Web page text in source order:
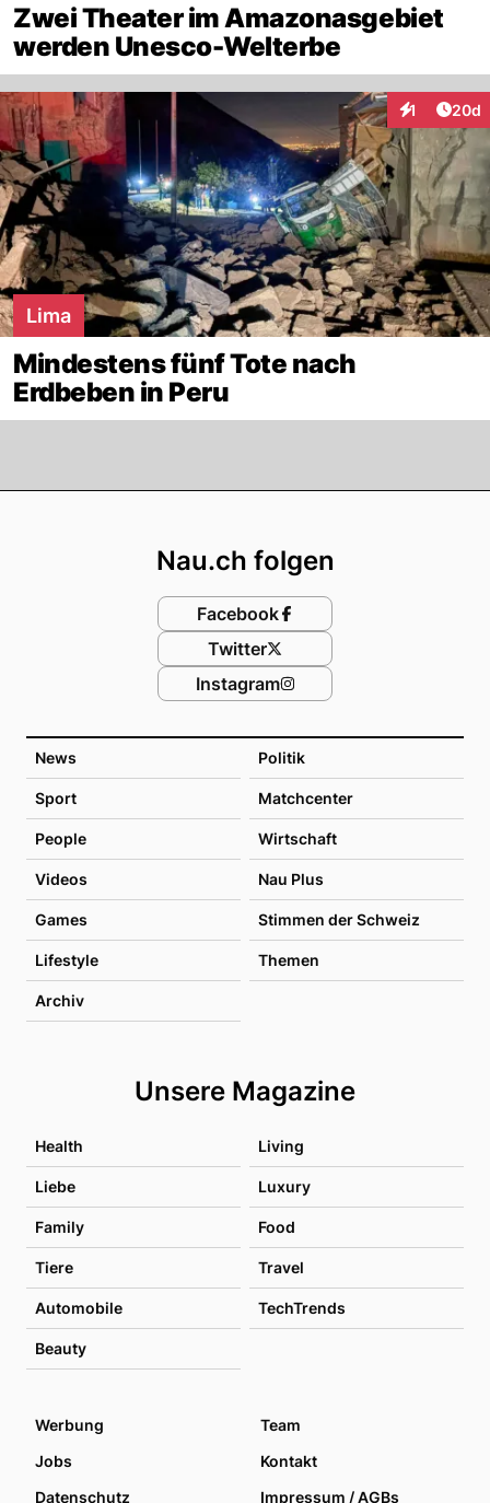
Zwei Theater im Amazonasgebiet
werden Unesco-Welterbe
1
Interaktionen
20d
Lima
Mindestens fünf Tote nach
Erdbeben in Peru
News Politik
Sport Matchcenter
People Wirtschaft
Videos Nau Plus
Games Stimmen der Schweiz
Lifestyle Themen
Archiv
Unsere Magazine
Health Living
Liebe Luxury
Family Food
Tiere Travel
Automobile TechTrends
Beauty
Nau.ch folgen
Facebook
Twitter
Instagram
Werbung
Team
Jobs
Kontakt
Datenschutz
Impressum / AGBs